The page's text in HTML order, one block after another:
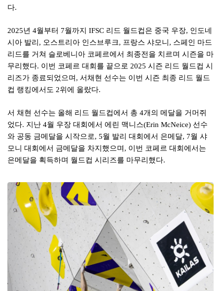
다.
2025년 4월부터 7월까지 IFSC 리드 월드컵은 중국 우장, 인도네
시아 발리, 오스트리아 인스브루크, 프랑스 샤모니, 스페인 마드
리드를 거쳐 슬로베니아 코페르에서 최종전을 치르며 시즌을 마
무리했다. 이번 코페르 대회를 끝으로 2025 시즌 리드 월드컵 시
리즈가 종료되었으며, 서채현 선수는 이번 시즌 최종 리드 월드
컵 랭킹에서도 2위에 올랐다.
서 채현 선수는 올해 리드 월드컵에서 총 4개의 메달을 거머쥐
었다. 지난 4월 우장 대회에서 에린 맥니스(Erin McNeice) 선수
와 공동 금메달을 시작으로, 5월 발리 대회에서 은메달, 7월 샤
모니 대회에서 금메달을 차지했으며, 이번 코페르 대회에서는
은메달을 획득하며 월드컵 시리즈를 마무리했다.